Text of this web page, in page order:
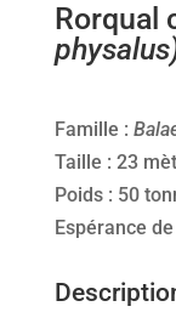
Rorqual
Famille :
Taille : 23
Poids : 50
Espérance